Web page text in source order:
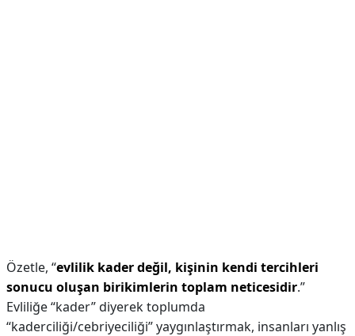
Özetle, “evlilik kader değil, kişinin kendi tercihleri
sonucu oluşan birikimlerin toplam neticesidir.”
Evliliğe “kader” diyerek toplumda
“kaderciliği/cebriyeciliği” yaygınlaştırmak, insanları yanlış